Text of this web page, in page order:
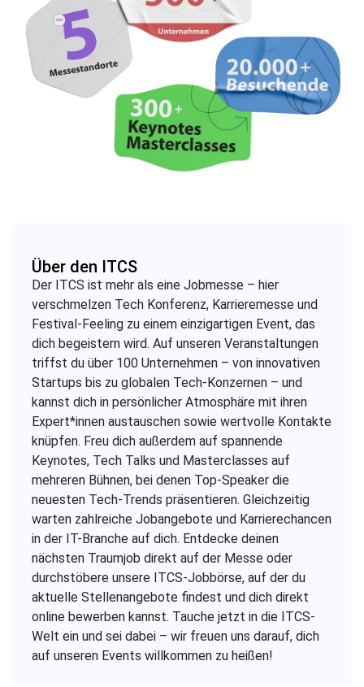
Über den ITCS
Der ITCS ist mehr als eine Jobmesse – hier
verschmelzen Tech Konferenz, Karrieremesse und
Festival-Feeling zu einem einzigartigen Event, das
dich begeistern wird. Auf unseren Veranstaltungen
triffst du über 100 Unternehmen – von innovativen
Startups bis zu globalen Tech-Konzernen – und
kannst dich in persönlicher Atmosphäre mit ihren
Expert*innen austauschen sowie wertvolle Kontakte
knüpfen. Freu dich außerdem auf spannende
Keynotes, Tech Talks und Masterclasses auf
mehreren Bühnen, bei denen Top-Speaker die
neuesten Tech-Trends präsentieren. Gleichzeitig
warten zahlreiche Jobangebote und Karrierechancen
in der IT-Branche auf dich. Entdecke deinen
nächsten Traumjob direkt auf der Messe oder
durchstöbere unsere ITCS-Jobbörse, auf der du
aktuelle Stellenangebote findest und dich direkt
online bewerben kannst. Tauche jetzt in die ITCS-
Welt ein und sei dabei – wir freuen uns darauf, dich
auf unseren Events willkommen zu heißen!